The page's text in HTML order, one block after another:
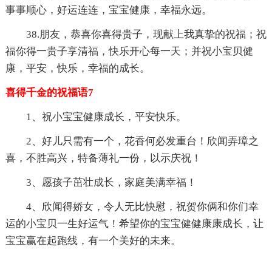
事事顺心，好运连连，宝宝健康，幸福永远。
38.朋友，恭喜你喜得贵子，现献上我真挚的祝福；祝
福你得一贵子享清福，快乐开心每一天；并祝小宝贝健
康，平安，快乐，幸福的成长。
喜得千金的祝福语7
1、祝小宝宝健康成长，平安快乐。
2、好儿只需有一个，花香何必发重台！欣闻弄璋之
喜，不胜高兴，特备薄礼一份，以示庆祝！
3、愿孩子茁壮成长，家庭美满幸福！
4、欣闻得娇女，令人无比快慰，祝贺你俩和你们幸
运的小宝贝一生好运气！希望你的宝宝健健康康成长，让
宝宝赢在起跑线，有一个美好的未来。